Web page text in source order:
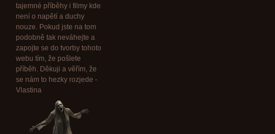
tajemné příběhy i filmy kde
není o napětí a duchy
nouze. Pokud jste na tom
podobně tak neváhejte a
zapojte se do tvorby tohoto
webu tím, že pošlete
příběh. Děkuji a věřím, že
se nám to hezky rozjede -
Vlastina